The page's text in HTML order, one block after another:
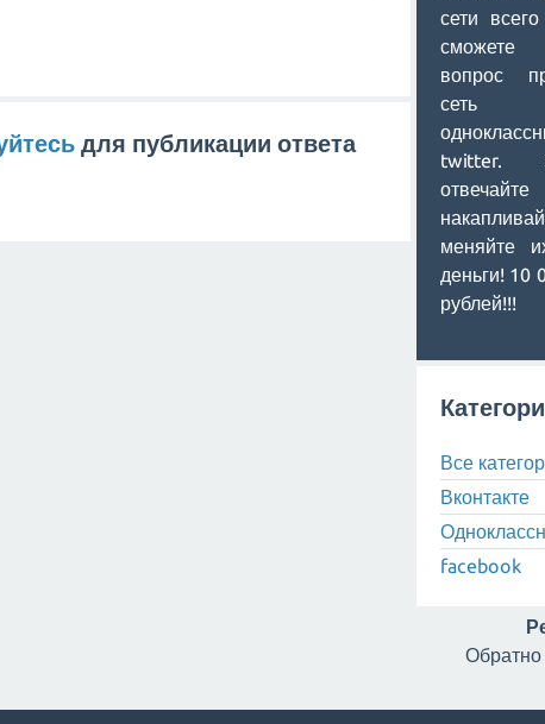
для публикации ответа
сети
сможете
вопрос
сеть
twitter.
меняйте
деньги! 10
рублей!!!
Все
Вконтакте
facebook
Обратно